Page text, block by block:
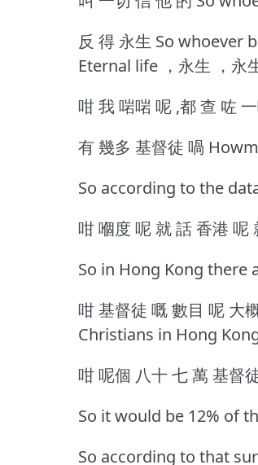
反 得 永生 So whoever
Eternal life ，永生 ，永
咁 我 啱啱 呢 ,都 查 咗
有 幾多 基督徒 喎
So according to the
咁 嗰度 呢 就 話 香港 呢
So in Hong Kong there
咁 基督徒 嘅 數目 呢 大
Christians in Hong
咁 呢個 八十 七 萬 基督
So it would be 12% of
So according to that